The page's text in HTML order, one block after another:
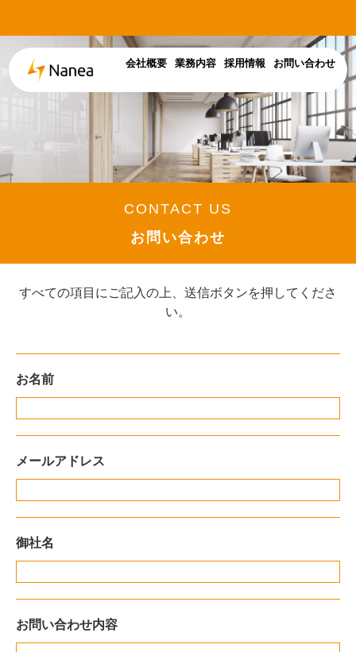
会社概要 業務内容 採用情報 お問い合わせ
CONTACT US
お問い合わせ
すべての項目にご記入の上、送信ボタンを押してくださ
い。
お名前
メールアドレス
御社名
お問い合わせ内容